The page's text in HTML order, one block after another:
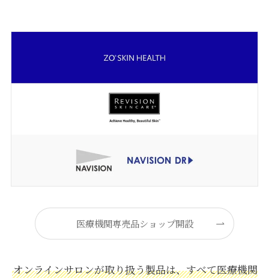
医療機関専売品ショップ開設
オンラインサロンが取り扱う製品は、すべて医療機関